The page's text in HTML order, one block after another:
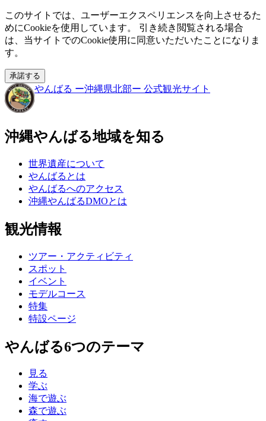
このサイトでは、ユーザーエクスペリエンスを向上させるた
めにCookieを使用しています。 引き続き閲覧される場合
は、当サイトでのCookie使用に同意いただいたことになりま
す。
承諾する
やんばる ー沖縄県北部ー 公式観光サイト
沖縄やんばる地域を知る
世界遺産について
やんばるとは
やんばるへのアクセス
沖縄やんばるDMOとは
観光情報
ツアー・アクティビティ
スポット
イベント
モデルコース
特集
特設ページ
やんばる6つのテーマ
見る
学ぶ
海で遊ぶ
森で遊ぶ